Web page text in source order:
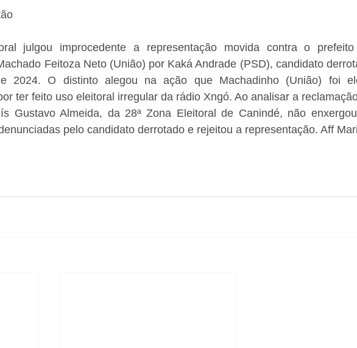
julgou improcedente a representação movida contra o
Feitoza Neto (União) por Kaká Andrade (PSD), candidato
2024. O distinto alegou na ação que Machadinho (União) foi
ter feito uso eleitoral irregular da rádio Xngó. Ao analisar a
Gustavo Almeida, da 28ª Zona Eleitoral de Canindé, não
pelo candidato derrotado e rejeitou a representação. Aff